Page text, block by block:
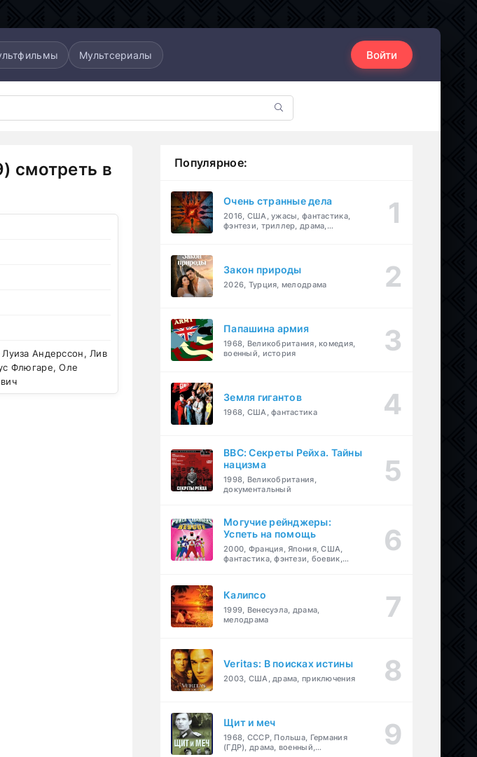
Мультсериалы Войти
смотреть в
Андерссон, Лив
Флюгаре, Оле
Популярное:
Очень странные дела
2016, США, ужасы, фантастика,
фэнтези, триллер, драма,
Закон природы
2026, Турция, мелодрама
Папашина армия
1968, Великобритания, комедия,
военный, история
Земля гигантов
1968, США, фантастика
BBC: Секреты Рейха. Тайны
нацизма
1998, Великобритания,
документальный
Могучие рейнджеры:
Успеть на помощь
2000, Франция, Япония, США,
фантастика, фэнтези, боевик,
Калипсо
1999, Венесуэла, драма,
мелодрама
Veritas: В поисках истины
2003, США, драма, приключения
Щит и меч
1968, СССР, Польша, Германия
(ГДР), драма, военный,